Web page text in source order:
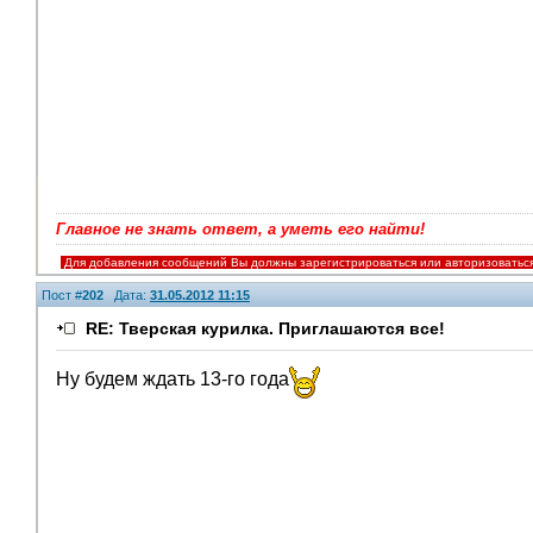
Главное не знать ответ, а уметь его найти!
Для добавления сообщений Вы должны зарегистрироваться или
Пост #202 Дата: 31.05.2012 11:15
RE: Тверская курилка. Приглашаются все!
Ну будем ждать 13-го года